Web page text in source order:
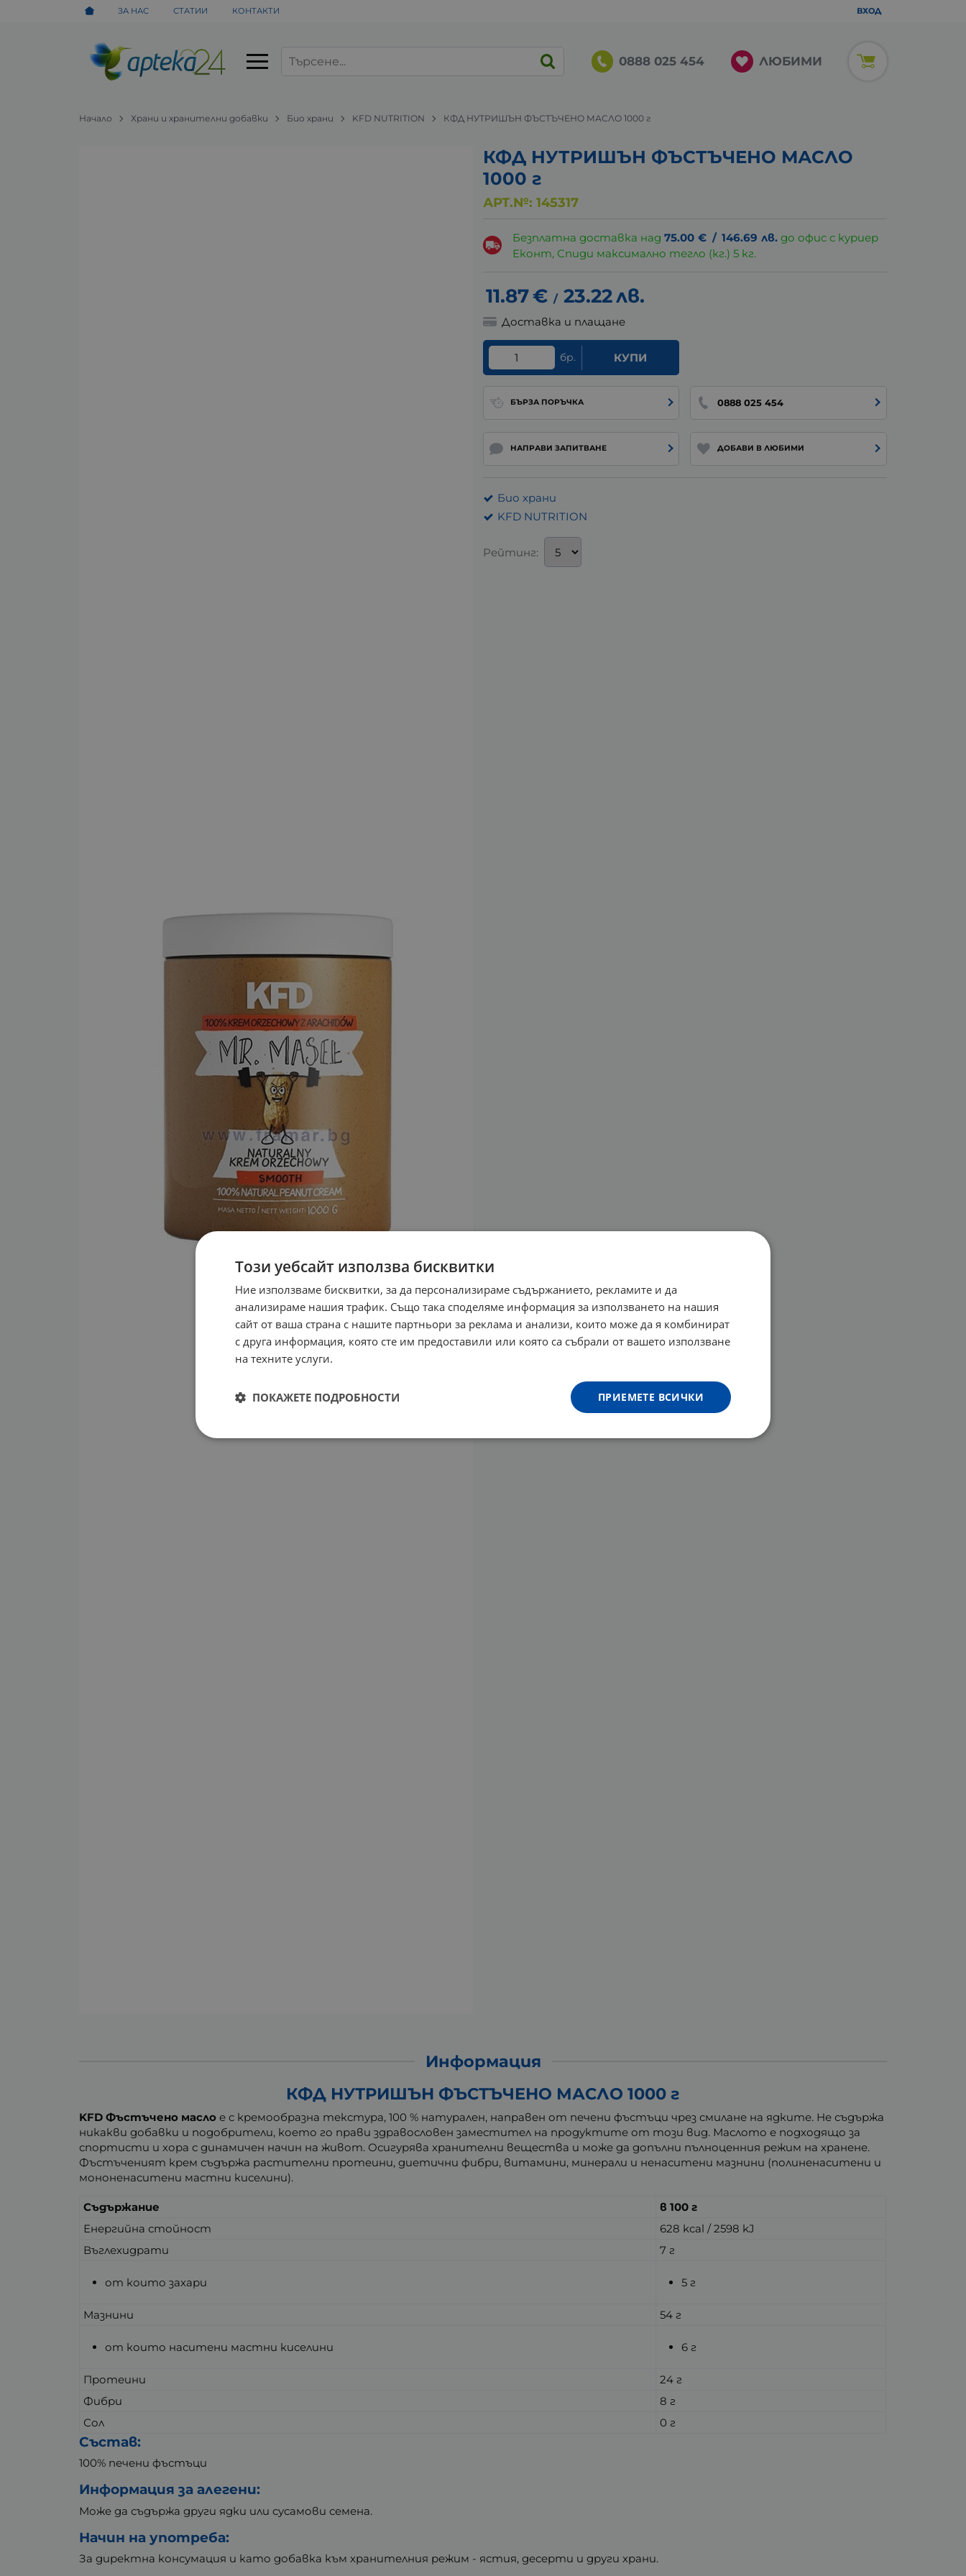
ЗА НАС СТАТИИ КОНТАКТИ ВХОД
0888 025 454 ЛЮБИМИ
Начало Храни и хранителни добавки Био храни KFD NUTRITION КФД НУТРИШЪН ФЪСТЪЧЕНО МАСЛО 1000 г
КФД НУТРИШЪН ФЪСТЪЧЕНО МАСЛО
1000 г
АРТ.№: 145317
Безплатна доставка над75.00 € / 146.69 лв. до офис с куриер
Еконт, Спиди максимално тегло (кг.) 5 кг.
11.87€ / 23.22лв.
Доставка и плащане
бр. КУПИ
БЪРЗА ПОРЪЧКА 0888 025 454
НАПРАВИ ЗАПИТВАНЕ ДОБАВИ В ЛЮБИМИ
Био храни
KFD NUTRITION
Рейтинг:
Информация
КФД НУТРИШЪН ФЪСТЪЧЕНО МАСЛО 1000 г
KFD Фъстъчено масло е с кремообразна текстура, 100 % натурален, направен от печени фъстъци чрез смилане на ядките. Не съдържа
никакви добавки и подобрители, което го прави здравословен заместител на продуктите от този вид. Маслото е подходящо за
спортисти и хора с динамичен начин на живот. Осигурява хранителни вещества и може да допълни пълноценния режим на хранене.
Фъстъченият крем съдържа растителни протеини, диетични фибри, витамини, минерали и ненаситени мазнини (полиненаситени и
мононенаситени мастни киселини).
Съдържание
в 100 г
Енергийна стойност
628 kcal / 2598 kJ
Въглехидрати
7 г
от които захари 5 г
Мазнини 54 г
от които наситени мастни киселини 6 г
Протеини
24 г
Фибри
8 г
Сол
0 г
Състав:
100% печени фъстъци
Информация за алегени:
Може да съдържа други ядки или сусамови семена.
Начин на употреба:
За директна консумация и като добавка към хранителния режим - ястия, десерти и други храни.
Този уебсайт използва бисквитки
Ние използваме бисквитки, за да персонализираме съдържанието, рекламите и да
анализираме нашия трафик. Също така споделяме информация за използването на нашия
сайт от ваша страна с нашите партньори за реклама и анализи, които може да я комбинират
с друга информация, която сте им предоставили или която са събрали от вашето използване
на техните услуги.
ПРИЕМЕТЕ ВСИЧКИ
ПОКАЖЕТЕ ПОДРОБНОСТИ